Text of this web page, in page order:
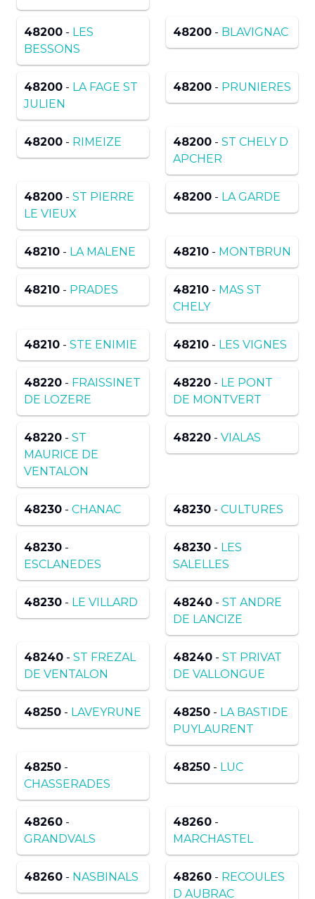
48200 - LES
BESSONS
48200 - BLAVIGNAC
48200 - LA FAGE ST
JULIEN
48200 - PRUNIERES
48200 - RIMEIZE 48200 - ST CHELY D
APCHER
48200 - ST PIERRE
LE VIEUX
48200 - LA GARDE
48210 - LA MALENE 48210 - MONTBRUN
48210 - PRADES 48210 - MAS ST
CHELY
48210 - STE ENIMIE 48210 - LES VIGNES
48220 - FRAISSINET
DE LOZERE
48220 - LE PONT
DE MONTVERT
48220 - ST
MAURICE DE
VENTALON
48220 - VIALAS
48230 - CHANAC 48230 - CULTURES
48230 -
ESCLANEDES
48230 - LES
SALELLES
48230 - LE VILLARD 48240 - ST ANDRE
DE LANCIZE
48240 - ST FREZAL
DE VENTALON
48240 - ST PRIVAT
DE VALLONGUE
48250 - LAVEYRUNE 48250 - LA BASTIDE
PUYLAURENT
48250 -
CHASSERADES
48250 - LUC
48260 -
GRANDVALS
48260 -
MARCHASTEL
48260 - NASBINALS 48260 - RECOULES
D AUBRAC